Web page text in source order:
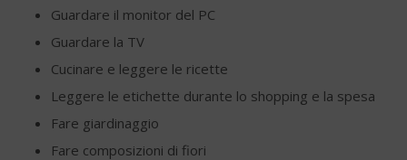
Guardare il monitor del PC
Guardare la TV
Cucinare e leggere le ricette
Leggere le etichette durante lo shopping e la spesa
Fare giardinaggio
Fare composizioni di fiori